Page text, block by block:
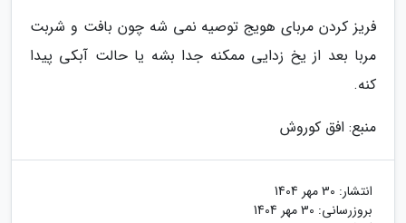
فریز کردن مربای هویج توصیه نمی شه چون بافت و شربت
مربا بعد از یخ زدایی ممکنه جدا بشه یا حالت آبکی پیدا
کنه.
منبع: افق کوروش
انتشار: 30 مهر 1404
بروزرسانی: 30 مهر 1404